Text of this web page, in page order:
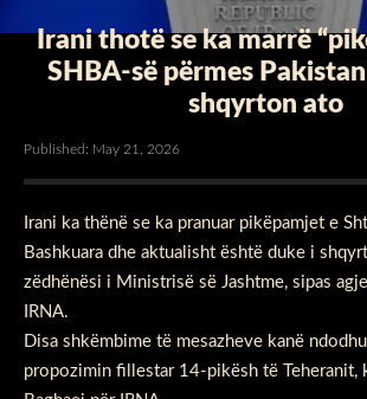
Irani thotë se ka marrë
SHBA-së përmes
shqyrton ato
Published: May 21, 2026
Irani ka thënë se ka pranuar pikëpamjet e
Bashkuara dhe aktualisht është duke i
zëdhënësi i Ministrisë së Jashtme, sipas
IRNA.
Disa shkëmbime të mesazheve kanë
propozimin fillestar 14-pikësh të Teheranit,